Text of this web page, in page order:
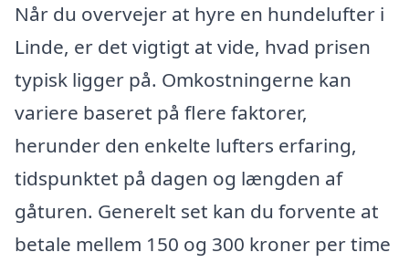
Når du overvejer at hyre en hundelufter i
Linde, er det vigtigt at vide, hvad prisen
typisk ligger på. Omkostningerne kan
variere baseret på flere faktorer,
herunder den enkelte lufters erfaring,
tidspunktet på dagen og længden af
gåturen. Generelt set kan du forvente at
betale mellem 150 og 300 kroner per time